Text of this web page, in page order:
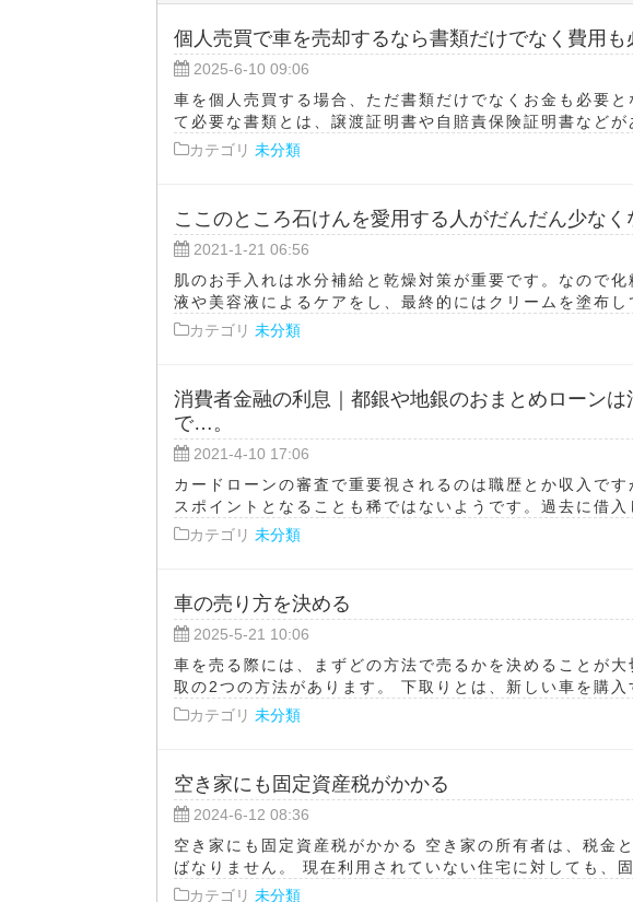
個人売買で車を売却するなら書類だけでなく費用も
2025-6-10 09:06
車を個人売買する場合、ただ書類だけでなくお金も必要
て必要な書類とは、譲渡証明書や自賠責保険証明書などが
カテゴリ 未分類
ここのところ石けんを愛用する人がだんだん少な
2021-1-21 06:56
肌のお手入れは水分補給と乾燥対策が重要です。なので
液や美容液によるケアをし、最終的にはクリームを塗布し
カテゴリ 未分類
消費者金融の利息｜都銀や地銀のおまとめローン
で…。
2021-4-10 17:06
カードローンの審査で重要視されるのは職歴とか収入で
スポイントとなることも稀ではないようです。過去に借入
カテゴリ 未分類
車の売り方を決める
2025-5-21 10:06
車を売る際には、まずどの方法で売るかを決めることが
取の2つの方法があります。 下取りとは、新しい車を購入
カテゴリ 未分類
空き家にも固定資産税がかかる
2024-6-12 08:36
空き家にも固定資産税がかかる 空き家の所有者は、税金
ばなりません。 現在利用されていない住宅に対しても、
カテゴリ 未分類